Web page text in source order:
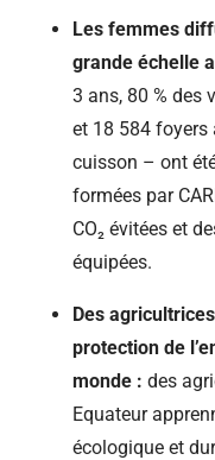
Les femmes
grande échelle
3 ans, 80 % des
et 18 584 foyers
cuisson – ont
formées par
CO₂ évitées et
équipées.
Des
protection de
monde : des
Equateur
écologique et